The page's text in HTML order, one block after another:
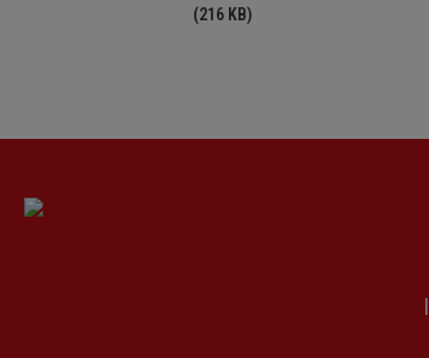
(216 KB)